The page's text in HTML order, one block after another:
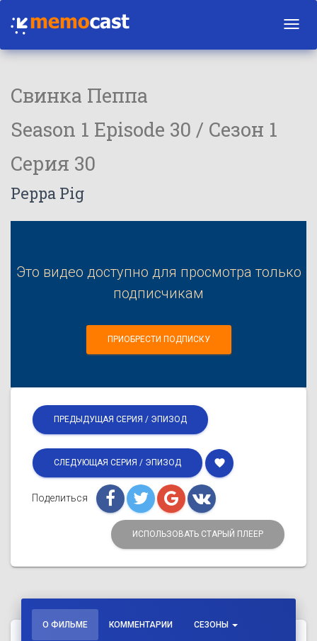
Свинка Пеппа
Season 1 Episode 30 / Сезон 1
Серия 30
Peppa Pig
Это видео доступно для просмотра только
подписчикам
ПРИОБРЕСТИ ПОДПИСКУ
ПРЕДЫДУЩАЯ СЕРИЯ / ЭПИЗОД
СЛЕДУЮЩАЯ СЕРИЯ / ЭПИЗОД favorite
Поделиться
ИСПОЛЬЗОВАТЬ СТАРЫЙ ПЛЕЕР
О ФИЛЬМЕ КОММЕНТАРИИ СЕЗОНЫ